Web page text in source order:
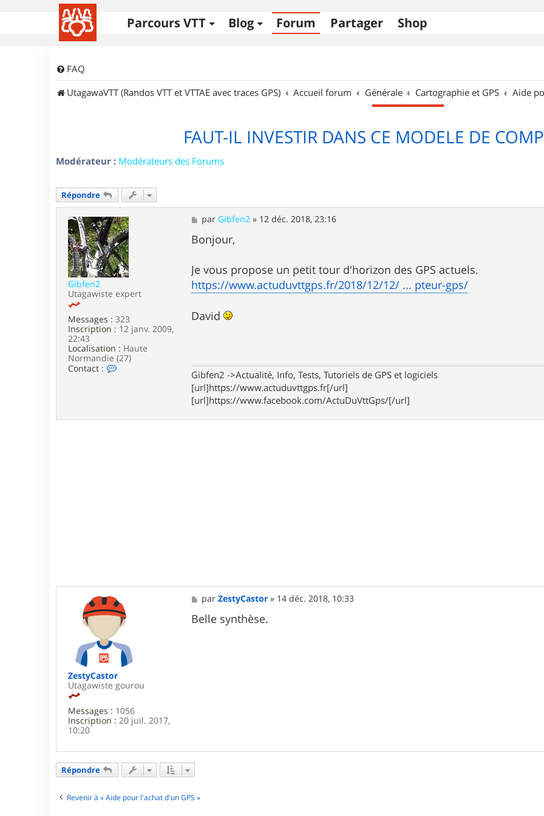
Parcours VTT Blog Forum Partager Shop
FAQ
UtagawaVTT (Randos VTT et VTTAE avec traces GPS)
Accueil forum Générale Cartographie et GPS Aide
FAUT-IL INVESTIR DANS CE MODELE DE
Modérateur : Modérateurs des Forums
Répondre
Gibfen2
Utagawiste expert
Messages : 323
Inscription : 12 janv. 2009,
22:43
Localisation : Haute
Normandie (27)
Contact :
M
e
s
s
g
e
parGibfen2 » 12 déc. 2018, 23:16
Bonjour,
Je vous propose un petit tour d'horizon des GPS actuels.
https://www.actuduvttgps.fr/2018/12/12/ ... pteur-gps/
David
Gibfen2 ->Actualité, Info, Tests, Tutoriels de GPS et logiciels
[url]https://www.actuduvttgps.fr[/url]
[url]https://www.facebook.com/ActuDuVttGps/[/url]
ZestyCastor
Utagawiste gourou
Messages : 1056
Inscription : 20 juil. 2017,
10:20
M
e
s
s
parZestyCastor » 14 déc. 2018, 10:33
Belle synthèse.
Répondre
Revenir à « Aide pour l'achat d'un GPS »